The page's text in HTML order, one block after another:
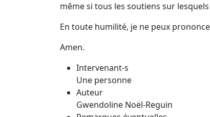
même si tous les soutiens sur
En toute humilité, je ne peux
Amen.
Intervenant-s
Une personne
Auteur
Gwendoline Noël-Reguin